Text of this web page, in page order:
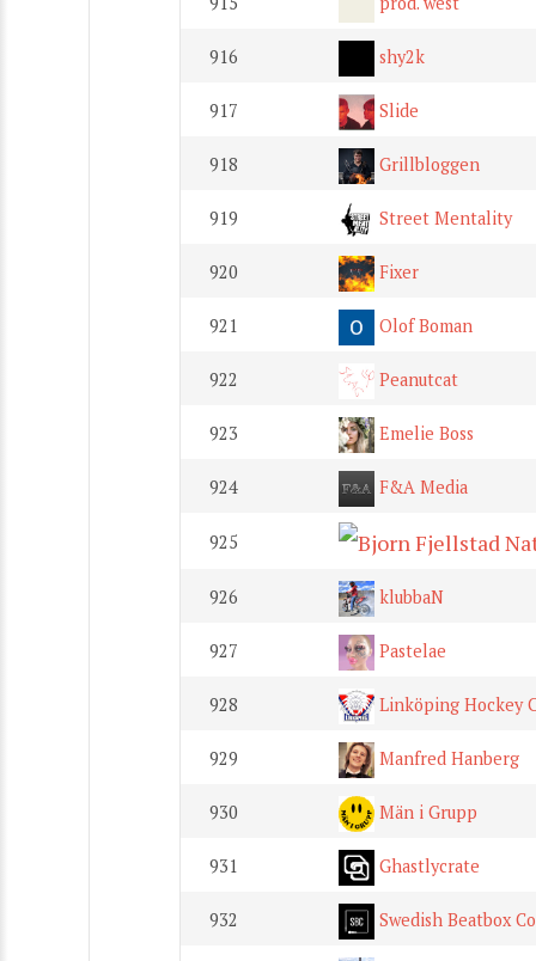
916 shy2k
917 Slide
918 Grillbloggen
919 Street Mentality
920 Fixer
921 Olof Boman
922 Peanutcat
923 Emelie Boss
924 F&A Media
925
926 klubbaN
927 Pastelae
928 Linköping Hockey
929 Manfred Hanberg
930 Män i Grupp
931 Ghastlycrate
932 Swedish Beatbox